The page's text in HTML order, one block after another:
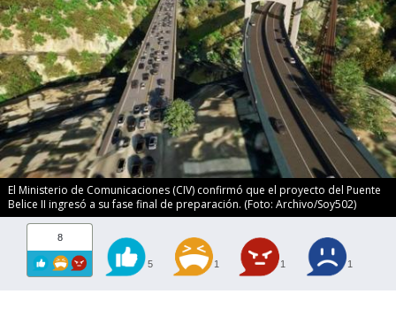
El Ministerio de Comunicaciones (CIV) confirmó que el proyecto del Puente
Belice II ingresó a su fase final de preparación. (Foto: Archivo/Soy502)
8
5 1 1 1